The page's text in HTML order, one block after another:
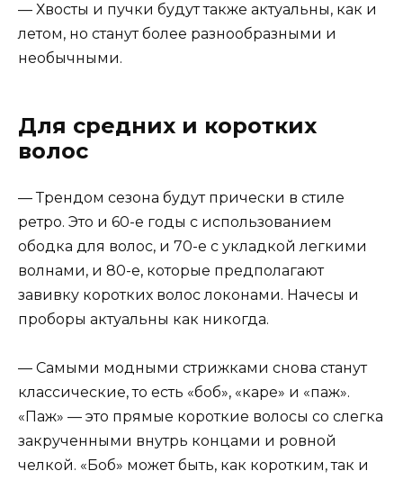
— Хвосты и пучки будут также актуальны, как и
летом, но станут более разнообразными и
необычными.
Для средних и коротких
волос
— Трендом сезона будут прически в стиле
ретро. Это и 60-е годы с использованием
ободка для волос, и 70-е с укладкой легкими
волнами, и 80-е, которые предполагают
завивку коротких волос локонами. Начесы и
проборы актуальны как никогда.
— Самыми модными стрижками снова станут
классические, то есть «боб», «каре» и «паж».
«Паж» — это прямые короткие волосы со слегка
закрученными внутрь концами и ровной
челкой. «Боб» может быть, как коротким, так и